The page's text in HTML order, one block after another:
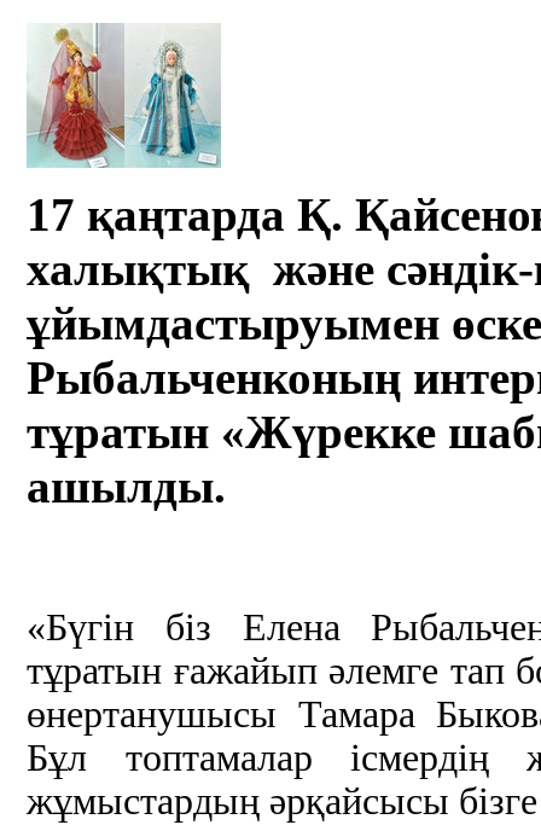
17 қаңтарда Қ.
халықтық және сәндік-
ұйымдастыруымен
Рыбальченконың
тұратын «Жүрекке
ашылды.
«Бүгін біз Елена
тұратын ғажайып әлемге тап
өнертанушысы Тамара
Бұл топтамалар ісмердің
жұмыстардың әрқайсысы